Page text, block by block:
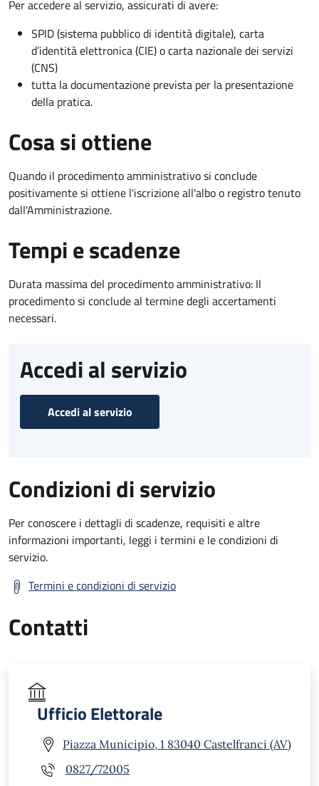
Per accedere al servizio, assicurati di avere:
SPID (sistema pubblico di identità digitale), carta
d’identità elettronica (CIE) o carta nazionale dei servizi
(CNS)
tutta la documentazione prevista per la presentazione
della pratica.
Cosa si ottiene
Quando il procedimento amministrativo si conclude
positivamente si ottiene l'iscrizione all'albo o registro tenuto
dall'Amministrazione.
Tempi e scadenze
Durata massima del procedimento amministrativo: Il
procedimento si conclude al termine degli accertamenti
necessari.
Accedi al servizio
Accedi al servizio
Condizioni di servizio
Per conoscere i dettagli di scadenze, requisiti e altre
informazioni importanti, leggi i termini e le condizioni di
servizio.
Termini e condizioni di servizio
Contatti
Ufficio Elettorale
Piazza Municipio, 1 83040 Castelfranci (AV)
0827/72005